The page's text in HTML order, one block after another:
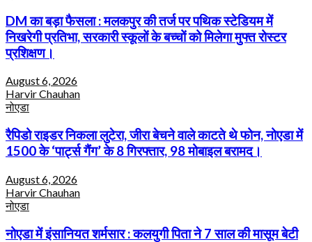
DM का बड़ा फैसला : मलकपुर की तर्ज पर पथिक स्टेडियम में
निखरेगी प्रतिभा, सरकारी स्कूलों के बच्चों को मिलेगा मुफ्त रोस्टर
प्रशिक्षण।
August 6, 2026
Harvir Chauhan
नोएडा
रैपिडो राइडर निकला लुटेरा, जीरा बेचने वाले काटते थे फोन, नोएडा में
1500 के ‘पार्ट्स गैंग’ के 8 गिरफ्तार, 98 मोबाइल बरामद।
August 6, 2026
Harvir Chauhan
नोएडा
नोएडा में इंसानियत शर्मसार : कलयुगी पिता ने 7 साल की मासूम बेटी